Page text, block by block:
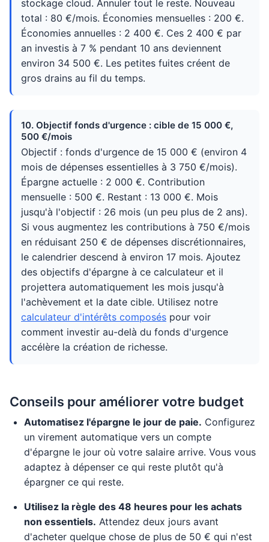
stockage cloud. Annuler tout le reste. Nouveau
total : 80 €/mois. Économies mensuelles : 200 €.
Économies annuelles : 2 400 €. Ces 2 400 € par
an investis à 7 % pendant 10 ans deviennent
environ 34 500 €. Les petites fuites créent de
gros drains au fil du temps.
10. Objectif fonds d'urgence : cible de 15 000 €,
500 €/mois
Objectif : fonds d'urgence de 15 000 € (environ 4
mois de dépenses essentielles à 3 750 €/mois).
Épargne actuelle : 2 000 €. Contribution
mensuelle : 500 €. Restant : 13 000 €. Mois
jusqu'à l'objectif : 26 mois (un peu plus de 2 ans).
Si vous augmentez les contributions à 750 €/mois
en réduisant 250 € de dépenses discrétionnaires,
le calendrier descend à environ 17 mois. Ajoutez
des objectifs d'épargne à ce calculateur et il
projettera automatiquement les mois jusqu'à
l'achèvement et la date cible. Utilisez notre
calculateur d'intérêts composés pour voir
comment investir au-delà du fonds d'urgence
accélère la création de richesse.
Conseils pour améliorer votre budget
Automatisez l'épargne le jour de paie. Configurez
un virement automatique vers un compte
d'épargne le jour où votre salaire arrive. Vous vous
adaptez à dépenser ce qui reste plutôt qu'à
épargner ce qui reste.
Utilisez la règle des 48 heures pour les achats
non essentiels. Attendez deux jours avant
d'acheter quelque chose de plus de 50 € qui n'est